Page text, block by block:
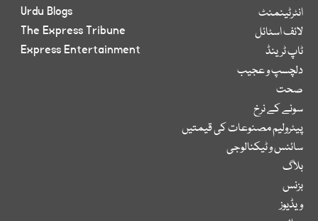
انٹرٹینمنٹ
لائف اسٹائل
ٹاپ ٹرینڈ
دلچسپ و عجیب
صحت
سونے کے نرخ
پیٹرولیم مصنوعات کی قیمتیں
سائنس و ٹیکنالوجی
بلاگ
بزنس
ویڈیوز
Urdu Blogs
The Express Tribune
Express Entertainment